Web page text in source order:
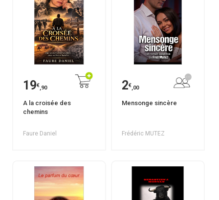
19€,90
A la croisée des
chemins
Faure Daniel
2€,00
Mensonge sincère
Frédéric MUTEZ